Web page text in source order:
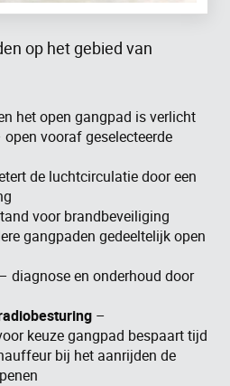
op het gebied van
het open gangpad is verlicht
open vooraf geselecteerde
de luchtcirculatie door een
voor brandbeveiliging
gangpaden gedeeltelijk open
– diagnose en onderhoud door
–
keuze gangpad bespaart tijd
bij het aanrijden de